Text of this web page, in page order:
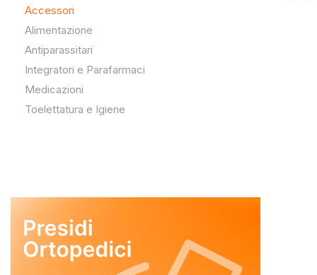
Accessori
Alimentazione
Antiparassitari
Integratori e Parafarmaci
Medicazioni
Toelettatura e Igiene